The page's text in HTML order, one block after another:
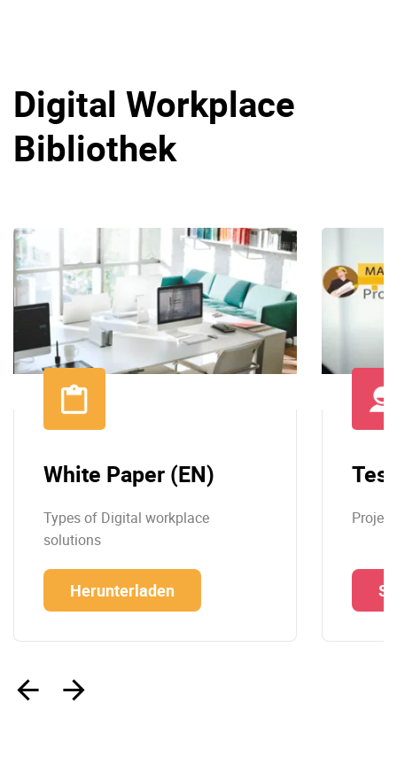
Digital Workplace
Bibliothek
White Paper (EN)
Types of Digital workplace
solutions
Herunterladen